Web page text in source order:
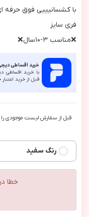
با كشسانيييي فوق
فري سايز
❌مناسب ٣-١٠سال❌
خرید اقساطی
با خرید اقساطی
قبل از خرید
قبل از سفارش لیست موجودی را
رنگ سفید
خطا